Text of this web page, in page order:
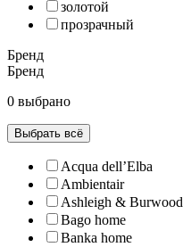
золотой
прозрачный
Бренд
Бренд
0 выбрано
Выбрать всё
Acqua dell’Elba
Ambientair
Ashleigh & Burwood
Bago home
Banka home